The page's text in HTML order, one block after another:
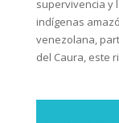
supervivencia y
indígenas
venezolana,
del Caura, este